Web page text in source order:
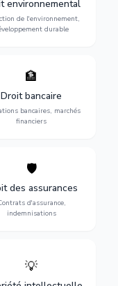
environnemental
de l'environnement,
durable
conformité
litiges et
durable.
🏦
Droit bancaire
bancaires, marchés
financiers
de vos opérations
: contentieux
investissements et
régulation.
🛡️
des assurances
d'assurance,
indemnisations
de vos intérêts :
d'assurance,
et indemnisations
optimales.
💡
de vos créations